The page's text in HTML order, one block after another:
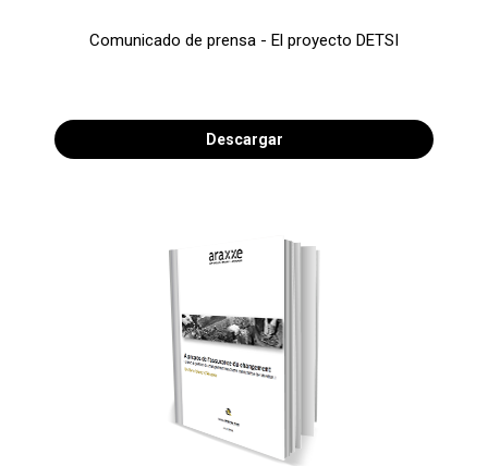
Comunicado de prensa - El proyecto DETSI
Descargar